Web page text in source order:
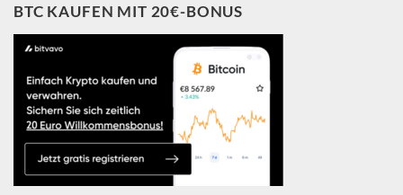
BTC KAUFEN MIT 20€-BONUS